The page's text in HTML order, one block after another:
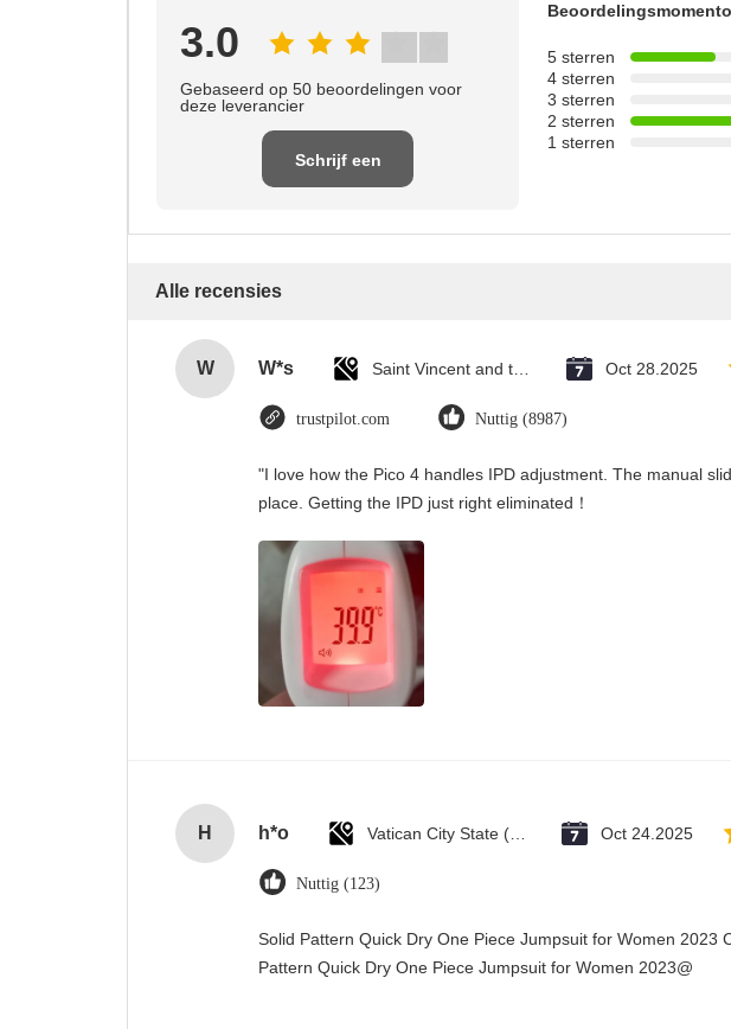
3.0
Gebaseerd op 50 beoordelingen voor
deze leverancier
Schrijf een
5 sterren
4 sterren
3 sterren
2 sterren
1 sterren
Alle recensies
W W*s Oct 28.2025
trustpilot.com Nuttig (8987)
"I love how the Pico 4 handles IPD adjustment. The manual
place. Getting the IPD just right eliminated！
H h*o Oct 24.2025
Nuttig (123)
Solid Pattern Quick Dry One Piece Jumpsuit for Women 2023
Pattern Quick Dry One Piece Jumpsuit for Women 2023@